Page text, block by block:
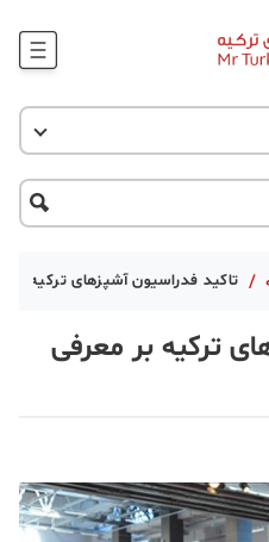
وبلاگ
جاذبه گردشگری
/ تاکید فدراسیون آشپزهای ترکیه
ترکیه بر معرفی